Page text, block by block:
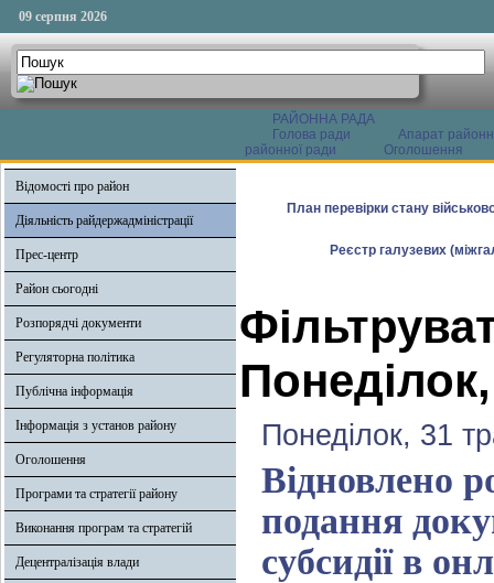
09 серпня 2026
РАЙОННА РАДА
Голова ради
Апарат
районної ради
Оголошення
Відомості про район
Діяльність райдержадміністрації
Прес-центр
Район сьогодні
Розпорядчі документи
Регуляторна політика
Публічна інформація
Інформація з установ району
Оголошення
Програми та стратегії району
Виконання програм та стратегій
Децентралізація влади
План перевірки стану
Реєстр галузевих
Понеділок, 31
Відновлено
подання
субсидії в